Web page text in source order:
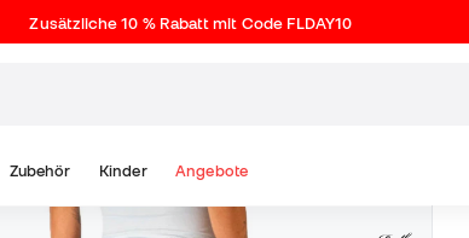
Zusätzliche 10 % Rabatt mit Code FLDAY10
Zubehör Kinder Angebote